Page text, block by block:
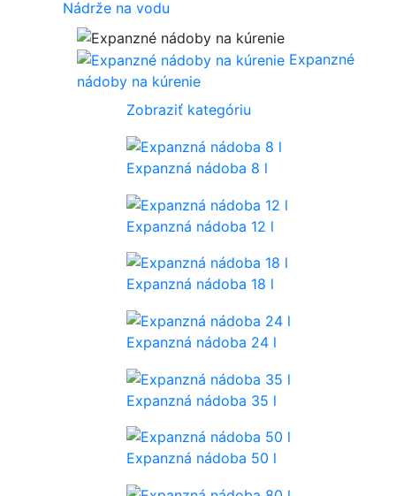
Nádrže na vodu
Expanzné
nádoby na kúrenie
Zobraziť kategóriu
Expanzná nádoba 8 l
Expanzná nádoba 12 l
Expanzná nádoba 18 l
Expanzná nádoba 24 l
Expanzná nádoba 35 l
Expanzná nádoba 50 l